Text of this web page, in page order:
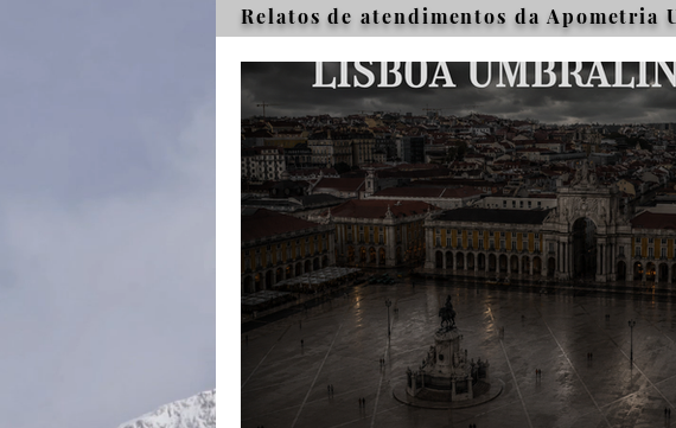
Obsessão Umbral Entidades
Alienígenas Resgates Apometria
Vídeos Curta mensagem Origem cósmica
Relatos de atendimentos da Apometria